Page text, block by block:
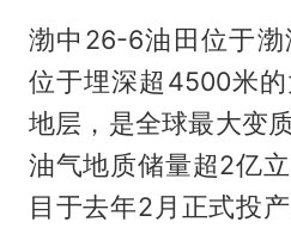
渤中26-6油田位于
位于埋深超4500米
地层，是全球最大变
油气地质储量超2亿
目于去年2月正式投